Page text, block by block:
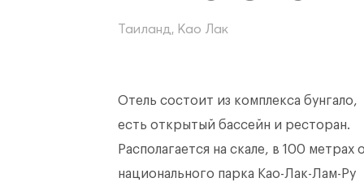
Таиланд, Као Лак
Отель состоит из комплекса бунгало,
есть открытый бассейн и ресторан.
Располагается на скале, в 100 метрах
национального парка Као-Лак-Лам-Ру